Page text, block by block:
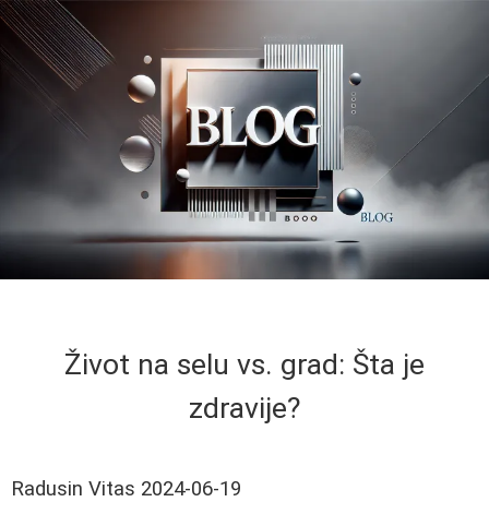
Život na selu vs. grad: Šta je
zdravije?
Radusin Vitas 2024-06-19